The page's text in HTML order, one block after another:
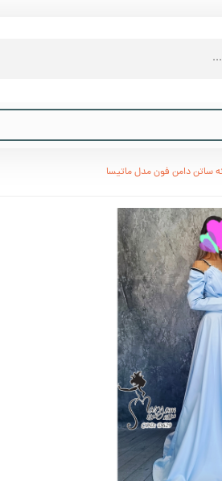
ساتن دامن فون مدل ماتیسا